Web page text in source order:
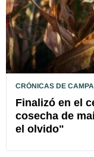
CRÓNICAS DE
Finalizó en el
cosecha de
el olvido"